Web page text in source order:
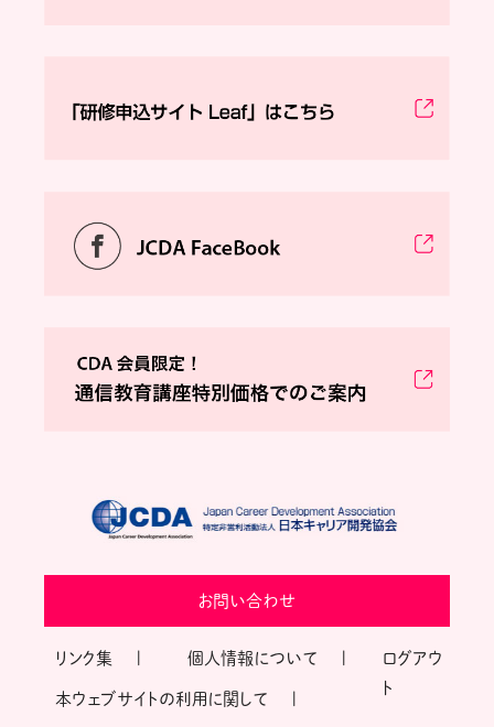
お問い合わせ
リンク集 個人情報について
本ウェブサイトの利用に関して
ログアウ
ト